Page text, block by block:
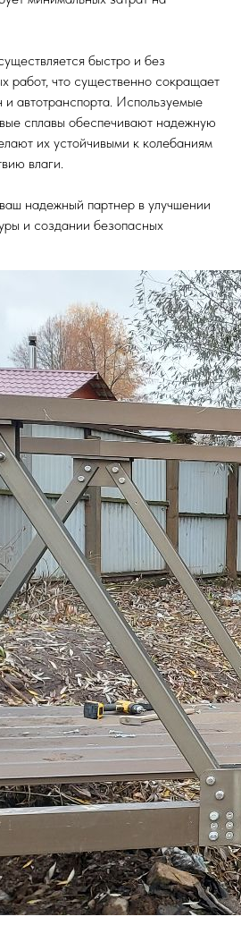
быстро и без
работ, что существенно сокращает
и автотранспорта. Используемые
сплавы обеспечивают надежную
их устойчивыми к колебаниям
влаги.
надежный партнер в улучшении
и создании безопасных